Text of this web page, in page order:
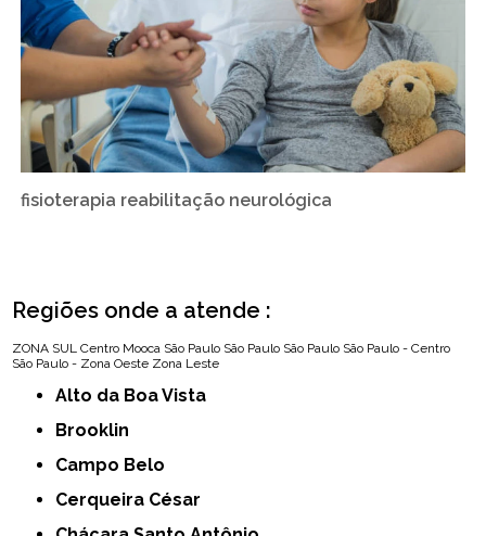
fisioterapia reabilitação neurológica
Regiões onde a atende :
ZONA SUL Centro Mooca São Paulo São Paulo São Paulo São Paulo - Centro
São Paulo - Zona Oeste Zona Leste
Alto da Boa Vista
Brooklin
Campo Belo
Cerqueira César